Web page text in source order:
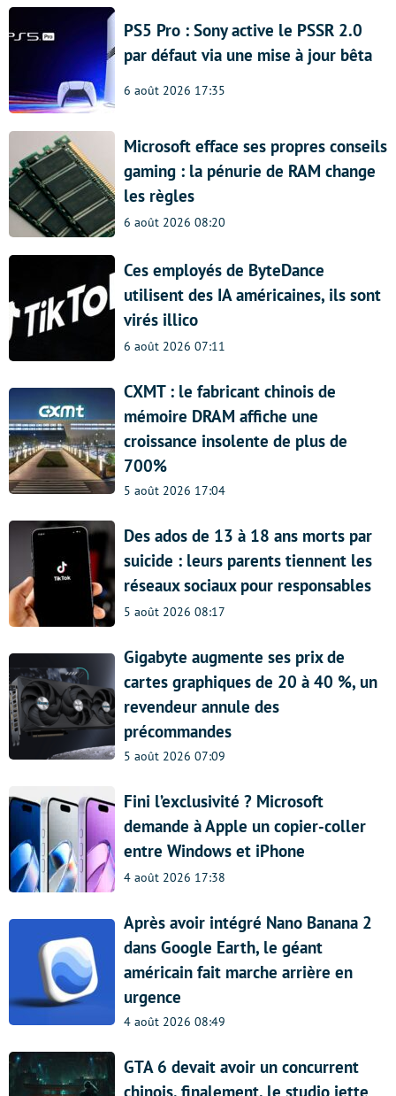
PS5 Pro : Sony active le PSSR 2.0
par défaut via une mise à jour bêta
6 août 2026 17:35
Microsoft efface ses propres conseils
gaming : la pénurie de RAM change
les règles
6 août 2026 08:20
Ces employés de ByteDance
utilisent des IA américaines, ils sont
virés illico
6 août 2026 07:11
CXMT : le fabricant chinois de
mémoire DRAM affiche une
croissance insolente de plus de
700%
5 août 2026 17:04
Des ados de 13 à 18 ans morts par
suicide : leurs parents tiennent les
réseaux sociaux pour responsables
5 août 2026 08:17
Gigabyte augmente ses prix de
cartes graphiques de 20 à 40 %, un
revendeur annule des
précommandes
5 août 2026 07:09
Fini l’exclusivité ? Microsoft
demande à Apple un copier-coller
entre Windows et iPhone
4 août 2026 17:38
Après avoir intégré Nano Banana 2
dans Google Earth, le géant
américain fait marche arrière en
urgence
4 août 2026 08:49
GTA 6 devait avoir un concurrent
chinois, finalement, le studio jette